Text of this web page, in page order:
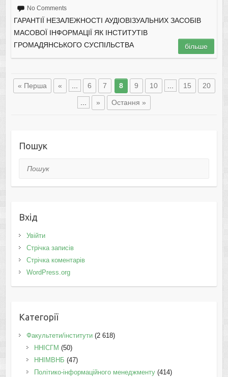
No Comments
ГАРАНТІЇ НЕЗАЛЕЖНОСТІ АУДІОВІЗУАЛЬНИХ ЗАСОБІВ
МАСОВОЇ ІНФОРМАЦІЇ ЯК ІНСТИТУТІВ
ГРОМАДЯНСЬКОГО СУСПІЛЬСТВА
більше
« Перша « 6 7 8 9 10 15 20
» Остання »
Пошук
Пошук
Вхід
Увійти
Стрічка записів
Стрічка коментарів
WordPress.org
Категорії
Факультети/інститути(2 618)
ННІСГМ (50)
ННІМВНБ (47)
Політико-інформаційного менеджменту(414)